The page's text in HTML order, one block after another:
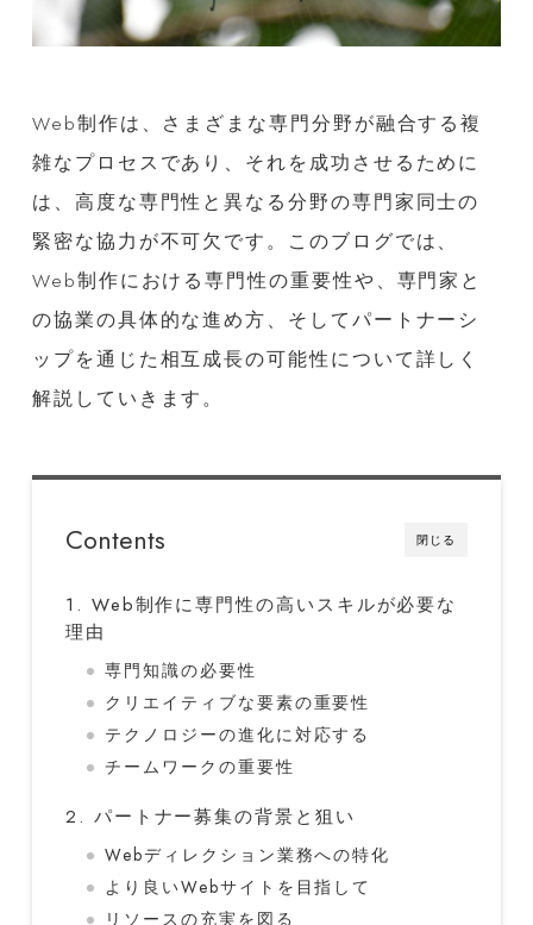
Web制作は、さまざまな専門分野が融合する複
雑なプロセスであり、それを成功させるために
は、高度な専門性と異なる分野の専門家同士の
緊密な協力が不可欠です。このブログでは、
Web制作における専門性の重要性や、専門家と
の協業の具体的な進め方、そしてパートナーシ
ップを通じた相互成長の可能性について詳しく
解説していきます。
閉じる
Contents
1. Web制作に専門性の高いスキルが必要な
理由
専門知識の必要性
クリエイティブな要素の重要性
テクノロジーの進化に対応する
チームワークの重要性
2. パートナー募集の背景と狙い
Webディレクション業務への特化
より良いWebサイトを目指して
リソースの充実を図る